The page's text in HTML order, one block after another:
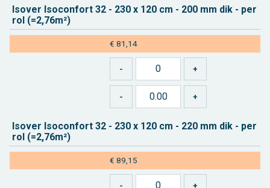
Is­over Iso­con­fort 32 - 230 x 120 cm - 200 mm dik - per
rol (=2,76m²)
€ 81,14
Is­over Iso­con­fort 32 - 230 x 120 cm - 220 mm dik - per
rol (=2,76m²)
€ 89,15